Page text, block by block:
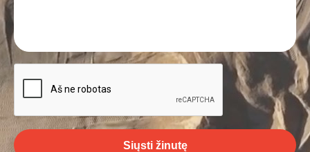
Siųsti žinutę